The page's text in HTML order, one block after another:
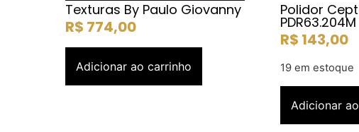
Texturas By Paulo Giovanny
R$ 774,00
Adicionar ao carrinho
Polidor
PDR63.204M
R$ 143,00
19 em estoque
Adicionar